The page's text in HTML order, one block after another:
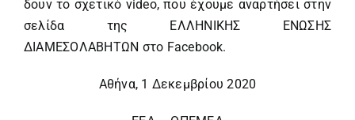
δουν το σχετικό video, που έχουμε αναρτήσει στην
σελίδα της ΕΛΛΗΝΙΚΗΣ ΕΝΩΣΗΣ
ΔΙΑΜΕΣΟΛΑΒΗΤΩΝ στο Facebook.
Αθήνα, 1 Δεκεμβρίου 2020